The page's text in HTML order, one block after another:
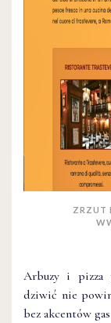
ZRZUT
Arbuzy i pizza
dziwić nie
bez akcentów